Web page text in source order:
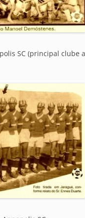
SC (principal